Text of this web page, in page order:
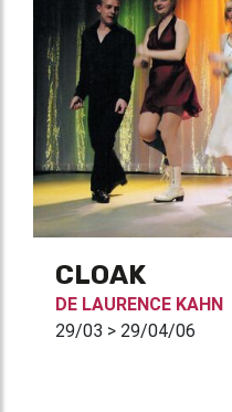
CLOAK
DE LAURENCE KAHN
29/03 > 29/04/06